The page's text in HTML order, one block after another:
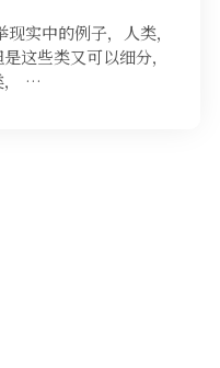
实中的例子，人类，
这些类又可以细分，
， …